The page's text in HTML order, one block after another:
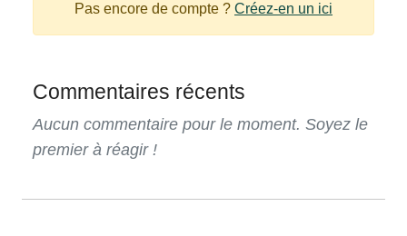
Pas encore de compte ? Créez-en un ici
Commentaires récents
Aucun commentaire pour le moment. Soyez le
premier à réagir !